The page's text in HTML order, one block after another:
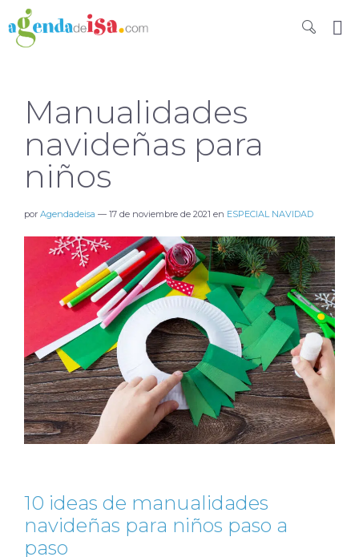
Manualidades
navideñas para
niños
por Agendadeisa — 17 de noviembre de 2021 en ESPECIAL NAVIDAD
10 ideas de manualidades
navideñas para niños paso a
paso